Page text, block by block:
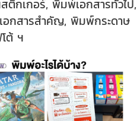
กเกอร์, พิมพ์เอกสารทั่วไป,
กสารสำคัญ, พิมพ์กระดาษ
ต้ ฯ